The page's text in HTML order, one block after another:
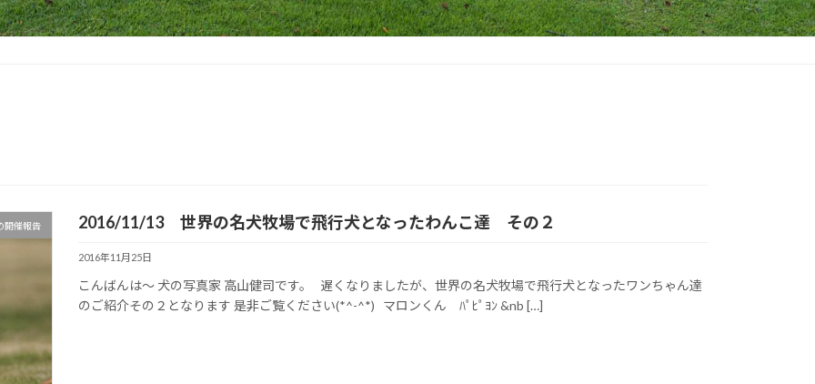
開催報告 2016/11/13 世界の名犬牧場で飛行犬となったわんこ達 その２
2016年11月25日
こんばんは～ 犬の写真家 高山健司です。 遅くなりましたが、世界の名犬牧場で飛行犬となったワンちゃん達
のご紹介その２となります 是非ご覧ください(*^-^*) マロンくん ﾊﾟﾋﾟﾖﾝ &nb […]